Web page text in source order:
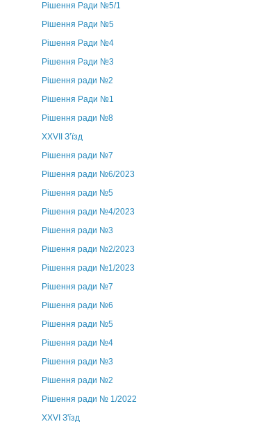
Рішення Ради №5/1
Рішення Ради №5
Рішення Ради №4
Рішення Ради №3
Рішення ради №2
Рішення Ради №1
Рішення ради №8
ХХVII З’їзд
Рішення ради №7
Рішення ради №6/2023
Рішення ради №5
Рішення ради №4/2023
Рішення ради №3
Рішення ради №2/2023
Рішення ради №1/2023
Рішення ради №7
Рішення ради №6
Рішення ради №5
Рішення ради №4
Рішення ради №3
Рішення ради №2
Рішення ради № 1/2022
XXVI З'їзд